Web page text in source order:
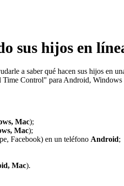
sus hijos en
a saber qué hacen sus hijos en
Control" para Android,
Mac);
Mac);
Facebook) en un teléfono Android;
Mac).